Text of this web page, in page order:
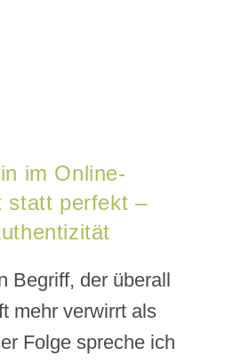
im Online-
statt perfekt –
Begriff, der überall
mehr verwirrt als
Folge spreche ich